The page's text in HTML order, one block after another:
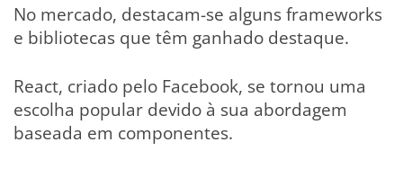
No mercado, destacam-se alguns frameworks
e bibliotecas que têm ganhado destaque.
React, criado pelo Facebook, se tornou uma
escolha popular devido à sua abordagem
baseada em componentes.